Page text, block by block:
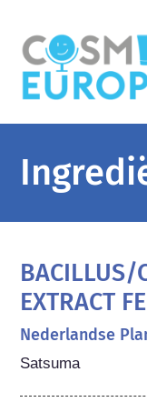
BACILLUS/
EXTRACT
Nederlandse
Satsuma